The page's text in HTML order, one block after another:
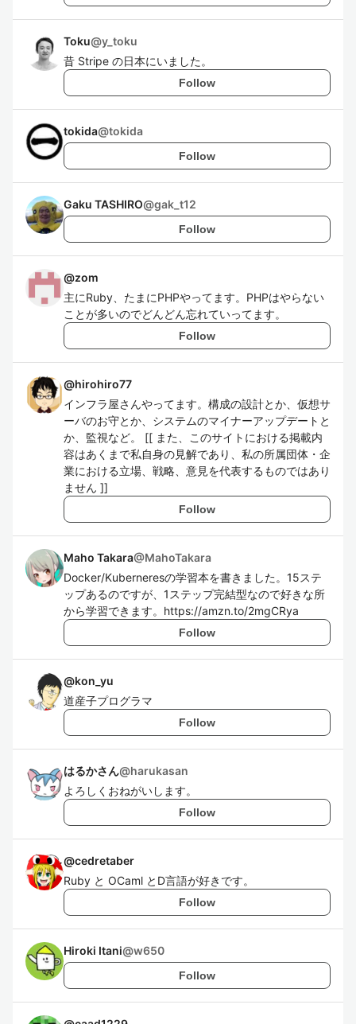
Toku@y_toku
昔 Stripe の日本にいました。
Follow
tokida@tokida
Follow
Gaku TASHIRO@gak_t12
Follow
@zom
主にRuby、たまにPHPやってます。PHPはやらない
ことが多いのでどんどん忘れていってます。
Follow
@hirohiro77
インフラ屋さんやってます。構成の設計とか、仮想サ
ーバのお守とか、システムのマイナーアップデートと
か、監視など。 [[ また、このサイトにおける掲載内
容はあくまで私自身の見解であり、私の所属団体・企
業における立場、戦略、意見を代表するものではあり
ません ]]
Follow
Maho Takara@MahoTakara
Docker/Kuberneresの学習本を書きました。15ステ
ップあるのですが、1ステップ完結型なので好きな所
から学習できます。https://amzn.to/2mgCRya
Follow
@kon_yu
道産子プログラマ
Follow
はるかさん@harukasan
よろしくおねがいします。
Follow
@cedretaber
Ruby と OCaml とD言語が好きです。
Follow
Hiroki Itani@w650
Follow